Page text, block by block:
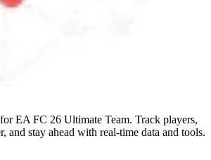
EA FC 26 Ultimate Team. Track players,
and stay ahead with real-time data and tools.